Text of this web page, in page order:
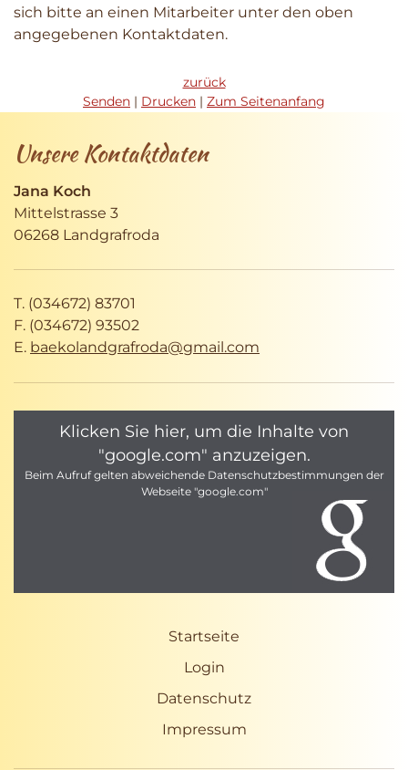
sich bitte an einen Mitarbeiter unter den oben
angegebenen Kontaktdaten.
zurück
Senden
Drucken Zum Seitenanfang
Unsere Kontaktdaten
Jana Koch
Mittelstrasse 3
06268 Landgrafroda
T. (034672) 83701
F. (034672) 93502
E. baekolandgrafroda@gmail.com
Klicken Sie hier, um die Inhalte von
"google.com" anzuzeigen.
Beim Aufruf gelten abweichende Datenschutzbestimmungen der
Webseite "google.com"
Startseite
Login
Datenschutz
Impressum